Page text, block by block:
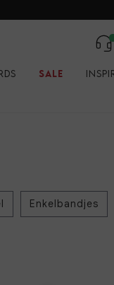
Sale
Enkelbandjes